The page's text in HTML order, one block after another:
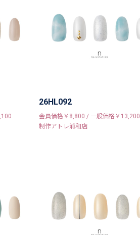
26HL092
会員価格￥8,800 / 一般価格￥13,200
制作アトレ浦和店